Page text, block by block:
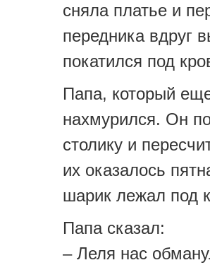
сняла платье и
передника вдруг
покатился под
Папа, который
нахмурился. Он
столику и
их оказалось
шарик лежал под
Папа сказал:
– Леля нас